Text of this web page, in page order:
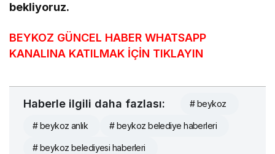
bekliyoruz.
BEYKOZ GÜNCEL HABER WHATSAPP
KANALINA KATILMAK İÇİN TIKLAYIN
Haberle ilgili daha fazlası: # beykoz
# beykoz anlık # beykoz belediye haberleri
# beykoz belediyesi haberleri